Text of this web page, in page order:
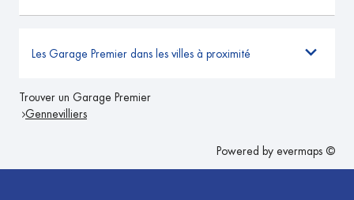
Les Garage Premier dans les villes à proximité
Trouver un Garage Premier
Gennevilliers
Powered by evermaps ©